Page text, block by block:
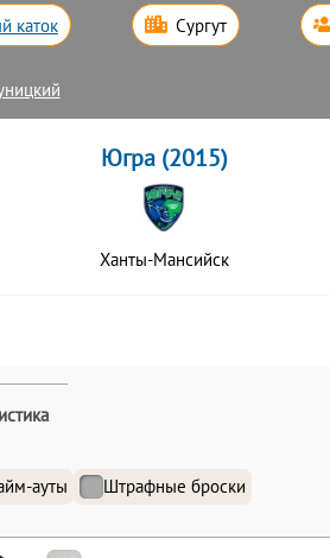
каток Сургут
Югра (2015)
Ханты-Мансийск
ауты Штрафные броски